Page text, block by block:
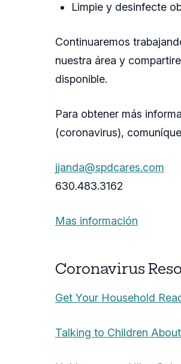
Limpie y desinfecte
Continuaremos
nuestra área y
disponible.
Para obtener más
(coronavirus),
jjanda@spdcares.com
630.483.3162
Mas información
Coronavirus
Get Your Household
Talking to Children